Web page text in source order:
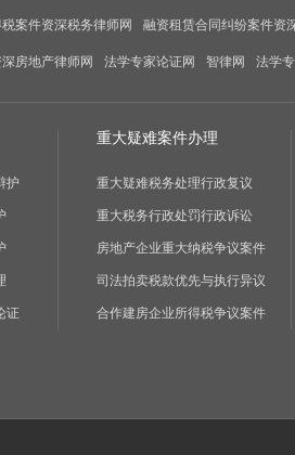
案件资深税务律师网 融资租赁合同纠纷案件资
房地产律师网 法学专家论证网 智律网 法学
护
证
重大疑难案件办理
重大疑难税务处理行政复议
重大税务行政处罚行政诉讼
房地产企业重大纳税争议案件
司法拍卖税款优先与执行异议
合作建房企业所得税争议案件